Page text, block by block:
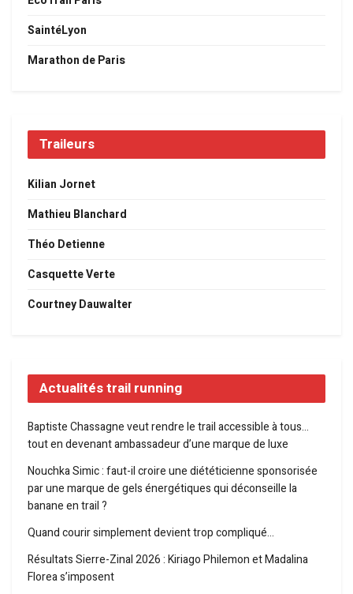
SaintéLyon
Marathon de Paris
Traileurs
Kilian Jornet
Mathieu Blanchard
Théo Detienne
Casquette Verte
Courtney Dauwalter
Actualités trail running
Baptiste Chassagne veut rendre le trail accessible à tous…
tout en devenant ambassadeur d’une marque de luxe
Nouchka Simic : faut-il croire une diététicienne sponsorisée
par une marque de gels énergétiques qui déconseille la
banane en trail ?
Quand courir simplement devient trop compliqué…
Résultats Sierre-Zinal 2026 : Kiriago Philemon et Madalina
Florea s’imposent